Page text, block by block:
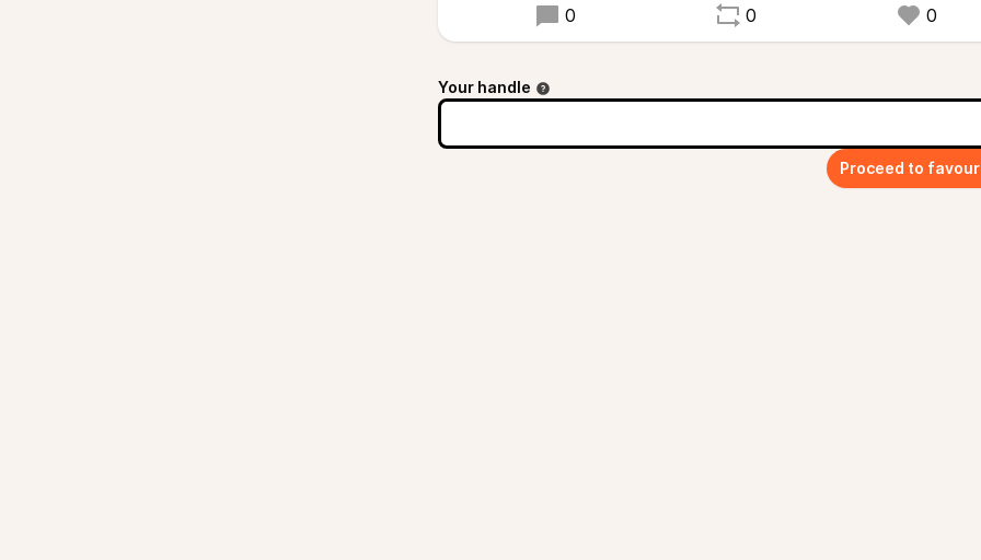
0 0 0
Your handle
Proceed to